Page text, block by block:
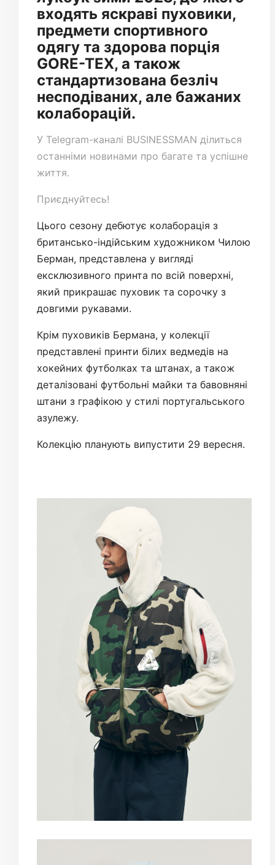
входять яскраві пуховики,
предмети спортивного
одягу та здорова порція
GORE-TEX, а також
стандартизована безліч
несподіваних, але бажаних
колаборацій.
У Telegram-каналі BUSINESSMAN ділиться
останніми новинами про багате та успішне
життя.
Приєднуйтесь!
Цього сезону дебютує колаборація з
британсько-індійським художником Чилою
Берман, представлена у вигляді
ексклюзивного принта по всій поверхні,
який прикрашає пуховик та сорочку з
довгими рукавами.
Крім пуховиків Бермана, у колекції
представлені принти білих ведмедів на
хокейних футболках та штанах, а також
деталізовані футбольні майки та бавовняні
штани з графікою у стилі португальського
азулежу.
Колекцію планують випустити 29 вересня.